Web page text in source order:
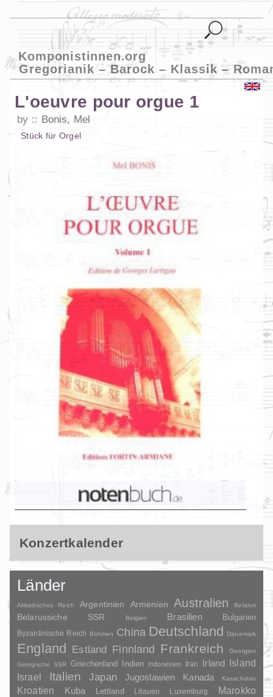
Komponistinnen.org
Gregorianik – Barock – Klassik –
L'oeuvre pour orgue 1
by Bonis, Mel
Stück für Orgel
Konzertkalender
Länder
Akkadisches Reich Argentinien Armenien Australien Belarus
Belarussiche SSR Belgien Brasilien Bulgarien
Byzantinische Reich Böhmen China Deutschland Dänemark
England Estland Finnland Frankreich
Georgien
Georgische SSR
Griechenland Indien Indonesien Iran Irland
Island
Israel
Italien Japan Jugoslawien Kanada Kasachstan
Kroatien Kuba Lettland Litauen Luxemburg Marokko